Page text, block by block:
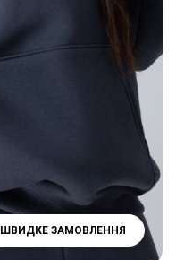
ШВИДКЕ ЗАМОВЛЕННЯ